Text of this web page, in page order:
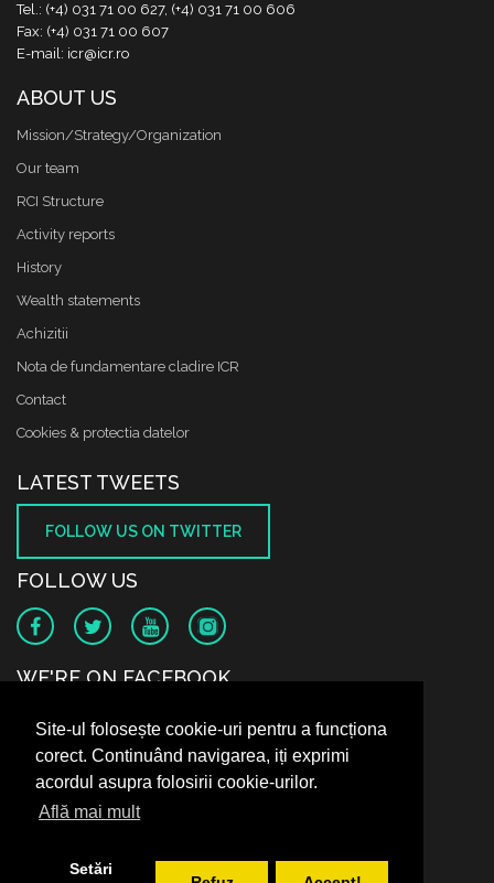
Site-ul folosește cookie-uri pentru a funcționa
corect. Continuând navigarea, iți exprimi
acordul asupra folosirii cookie-urilor.
Află mai mult
Setări
Tel.: (+4) 031 71 00 627, (+4) 031 71 00 606
Fax: (+4) 031 71 00 607
E-mail: icr@icr.ro
ABOUT US
Mission/Strategy/Organization
Our team
RCI Structure
Activity reports
History
Wealth statements
Achizitii
Nota de fundamentare cladire ICR
Contact
Cookies & protectia datelor
LATEST TWEETS
FOLLOW US ON TWITTER
FOLLOW US
WE'RE ON FACEBOOK